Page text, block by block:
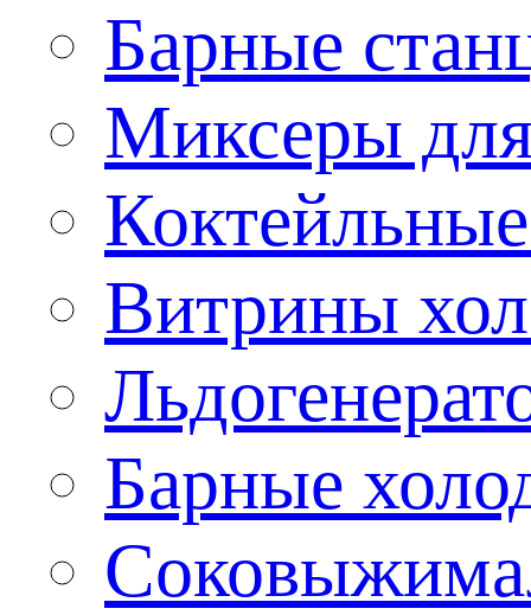
Барные
Миксеры
Витрины
Барные